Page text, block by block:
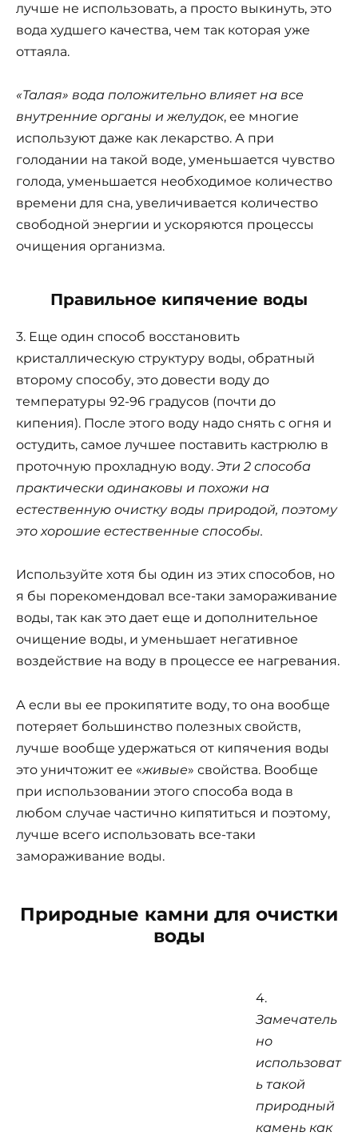
лучше не использовать, а просто выкинуть, это
вода худшего качества, чем так которая уже
оттаяла.
«Талая» вода положительно влияет на все
внутренние органы и желудок, ее многие
используют даже как лекарство. А при
голодании на такой воде, уменьшается чувство
голода, уменьшается необходимое количество
времени для сна, увеличивается количество
свободной энергии и ускоряются процессы
очищения организма.
Правильное кипячение воды
3. Еще один способ восстановить
кристаллическую структуру воды, обратный
второму способу, это довести воду до
температуры 92-96 градусов (почти до
кипения). После этого воду надо снять с огня и
остудить, самое лучшее поставить кастрюлю в
проточную прохладную воду. Эти 2 способа
практически одинаковы и похожи на
естественную очистку воды природой, поэтому
это хорошие естественные способы.
Используйте хотя бы один из этих способов, но
я бы порекомендовал все-таки замораживание
воды, так как это дает еще и дополнительное
очищение воды, и уменьшает негативное
воздействие на воду в процессе ее нагревания.
А если вы ее прокипятите воду, то она вообще
потеряет большинство полезных свойств,
лучше вообще удержаться от кипячения воды
это уничтожит ее «живые» свойства. Вообще
при использовании этого способа вода в
любом случае частично кипятиться и поэтому,
лучше всего использовать все-таки
замораживание воды.
Природные камни для очистки
воды
4.
Замечатель
но
использоват
ь такой
природный
камень как